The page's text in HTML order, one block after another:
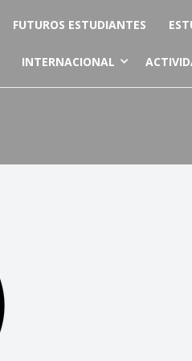
FUTUROS ESTUDIANTES
INTERNACIONAL